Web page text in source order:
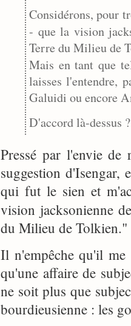
Considérons, pour
- que la vision
Terre du Milieu de
Mais en tant que
laisses l'entendre,
Galuidi ou encore
D'accord là-dessus ?
Pressé par l'envie
suggestion d'Isengar,
qui fut le sien et
vision jacksonienne
du Milieu de Tolkien."
Il n'empêche qu'il me
qu'une affaire de
ne soit plus que
bourdieusienne : les